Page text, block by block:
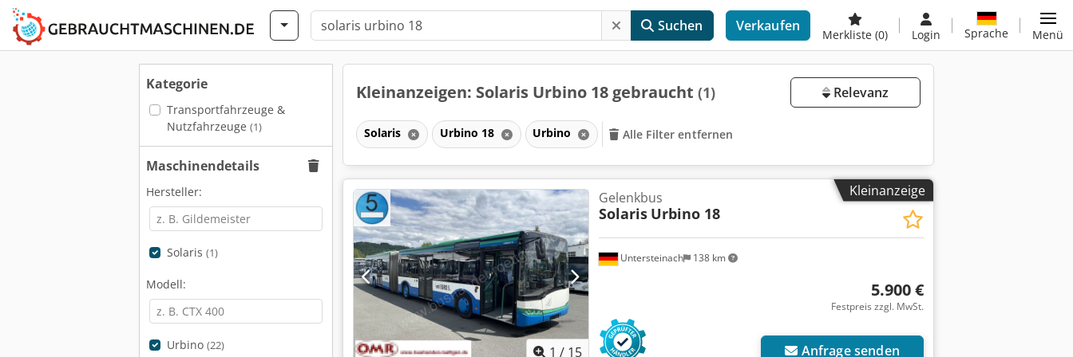
Suchen Verkaufen
Merkliste (0) Login Sprache Menü
Kategorie
Transportfahrzeuge &
Nutzfahrzeuge (1)
Maschinendetails
Hersteller:
Solaris (1)
Modell:
Urbino (22)
Kleinanzeigen: Solaris Urbino 18 gebraucht (1) Relevanz
Solaris Urbino 18 Urbino Alle Filter entfernen
Kleinanzeige
1 / 15
Untersteinach 138 km
Gelenkbus
Solaris Urbino 18
5.900 €
Festpreis zzgl. MwSt.
Anfrage senden